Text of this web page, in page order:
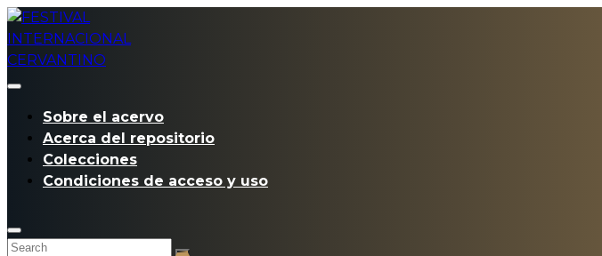
Sobre el acervo
Acerca del repositorio
Colecciones
Condiciones de acceso y uso